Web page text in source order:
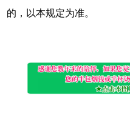
的，以本规定为准。